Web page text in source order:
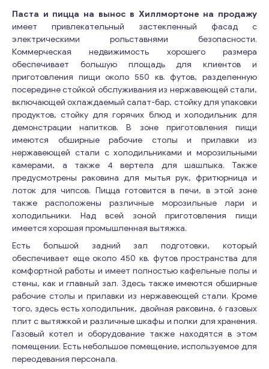
Паста и пицца на вынос в Хиллмортоне на продажу
имеет привлекательный застекленный фасад с
электрическими рольставнями безопасности.
Коммерческая недвижимость хорошего размера
обеспечивает большую площадь для клиентов и
приготовления пищи около 550 кв. футов, разделенную
посередине стойкой обслуживания из нержавеющей стали,
включающей охлаждаемый салат-бар, стойку для упаковки
продуктов, стойку для горячих блюд и холодильник для
демонстрации напитков. В зоне приготовления пищи
имеются обширные рабочие столы и прилавки из
нержавеющей стали с холодильниками и морозильными
камерами, а также 4 вертела для шашлыка. Также
предусмотрены раковина для мытья рук, фритюрница и
лоток для чипсов. Пицца готовится в печи, в этой зоне
также расположены различные морозильные лари и
холодильники. Над всей зоной приготовления пищи
имеется хорошая промышленная вытяжка.
Есть большой задний зал подготовки, который
обеспечивает еще около 450 кв. футов пространства для
комфортной работы и имеет полностью кафельные полы и
стены, как и главный зал. Здесь также имеются обширные
рабочие столы и прилавки из нержавеющей стали. Кроме
того, здесь есть холодильник, двойная раковина, 6 газовых
плит с вытяжкой и различные шкафы и полки для хранения.
Газовый котел и оборудование также находятся в этом
помещении. Есть небольшое помещение, используемое для
переодевания персонала.